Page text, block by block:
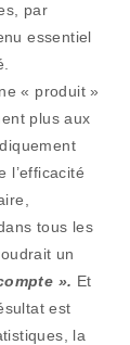
par
essentiel
« produit »
plus aux
l’efficacité
tous les
un
». Et
est
la